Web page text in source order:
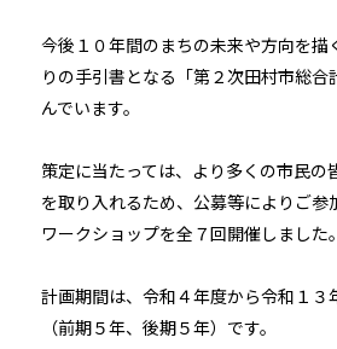
今後１０年間のまちの未来や方向を描
りの手引書となる「第２次田村市総合
んでいます。
策定に当たっては、より多くの市民の
を取り入れるため、公募等によりご参
ワークショップを全７回開催しました。
計画期間は、令和４年度から令和１３
（前期５年、後期５年）です。